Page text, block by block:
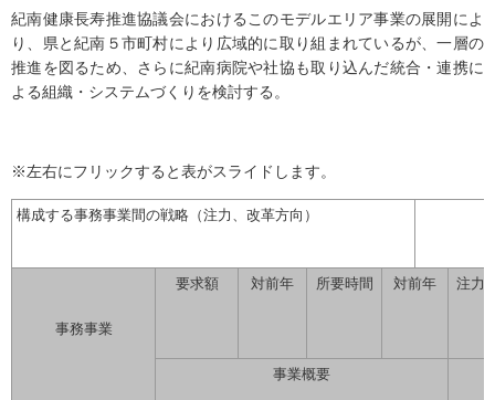
紀南健康長寿推進協議会におけるこのモデルエリア事業の展開によ
り、県と紀南５市町村により広域的に取り組まれているが、一層の
推進を図るため、さらに紀南病院や社協も取り込んだ統合・連携に
よる組織・システムづくりを検討する。
※左右にフリックすると表がスライドします。
構成する事務事業間の戦略（注力、改革方向）
事務事業
要求額 対前年 所要時間 対前年 注力
事業概要